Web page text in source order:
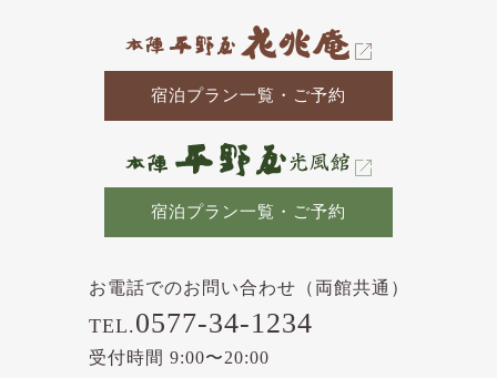
宿泊プラン一覧・ご予約
宿泊プラン一覧・ご予約
お電話でのお問い合わせ（両館共通）
TEL.0577-34-1234
受付時間 9:00〜20:00